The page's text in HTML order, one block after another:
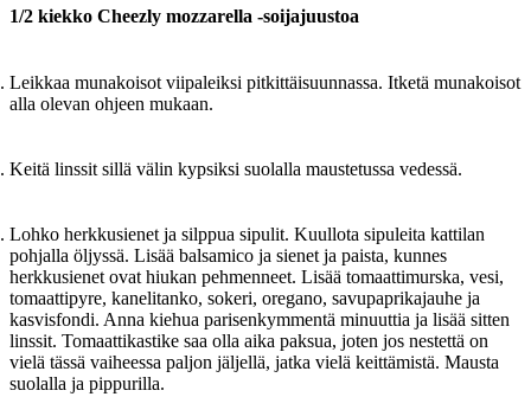
1/2 kiekko Cheezly mozzarella -soijajuustoa
Leikkaa munakoisot viipaleiksi pitkittäisuunnassa. Itketä munakoisot
alla olevan ohjeen mukaan.
Keitä linssit sillä välin kypsiksi suolalla maustetussa vedessä.
Lohko herkkusienet ja silppua sipulit. Kuullota sipuleita kattilan
pohjalla öljyssä. Lisää balsamico ja sienet ja paista, kunnes
herkkusienet ovat hiukan pehmenneet. Lisää tomaattimurska, vesi,
tomaattipyre, kanelitanko, sokeri, oregano, savupaprikajauhe ja
kasvisfondi. Anna kiehua parisenkymmentä minuuttia ja lisää sitten
linssit. Tomaattikastike saa olla aika paksua, joten jos nestettä on
vielä tässä vaiheessa paljon jäljellä, jatka vielä keittämistä. Mausta
suolalla ja pippurilla.